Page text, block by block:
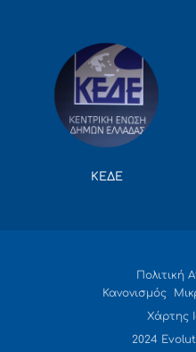
ΚΕΔΕ
Πολιτική
Κανονισμός
Χάρτης
2024